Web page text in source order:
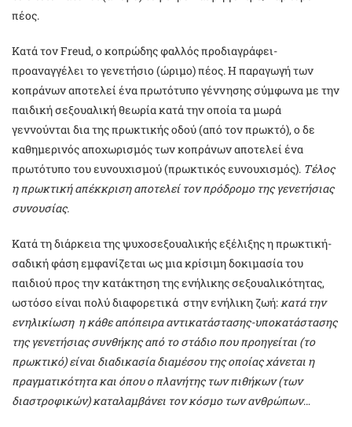
πέος.
Κατά τον Freud, ο κοπρώδης φαλλός προδιαγράφει-
προαναγγέλει το γενετήσιο (ώριμο) πέος. Η παραγωγή των
κοπράνων αποτελεί ένα πρωτότυπο γέννησης σύμφωνα με την
παιδική σεξουαλική θεωρία κατά την οποία τα μωρά
γεννούνται δια της πρωκτικής οδού (από τον πρωκτό), ο δε
καθημερινός αποχωρισμός των κοπράνων αποτελεί ένα
πρωτότυπο του ευνουχισμού (πρωκτικός ευνουχισμός). Τέλος
η πρωκτική απέκκριση αποτελεί τον πρόδρομο της γενετήσιας
συνουσίας.
Κατά τη διάρκεια της ψυχοσεξουαλικής εξέλιξης η πρωκτική-
σαδική φάση εμφανίζεται ως μια κρίσιμη δοκιμασία του
παιδιού προς την κατάκτηση της ενήλικης σεξουαλικότητας,
ωστόσο είναι πολύ διαφορετικά στην ενήλικη ζωή:κατά την
ενηλικίωση η κάθε απόπειρα αντικατάστασης-υποκατάστασης
της γενετήσιας συνθήκης από το στάδιο που προηγείται (το
πρωκτικό) είναι διαδικασία διαμέσου της οποίας χάνεται η
πραγματικότητα και όπου ο πλανήτης των πιθήκων (των
διαστροφικών) καταλαμβάνει τον κόσμο των ανθρώπων…